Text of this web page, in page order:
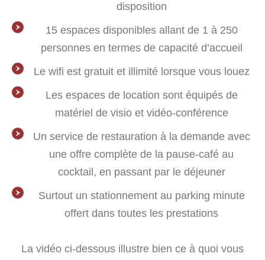
disposition
15 espaces disponibles allant de 1 à 250
personnes en termes de capacité d’accueil
Le wifi est gratuit et illimité lorsque vous louez
Les espaces de location sont équipés de
matériel de visio et vidéo-conférence
Un service de restauration à la demande avec
une offre complète de la pause-café au
cocktail, en passant par le déjeuner
Surtout un stationnement au parking minute
offert dans toutes les prestations
La vidéo ci-dessous illustre bien ce à quoi vous